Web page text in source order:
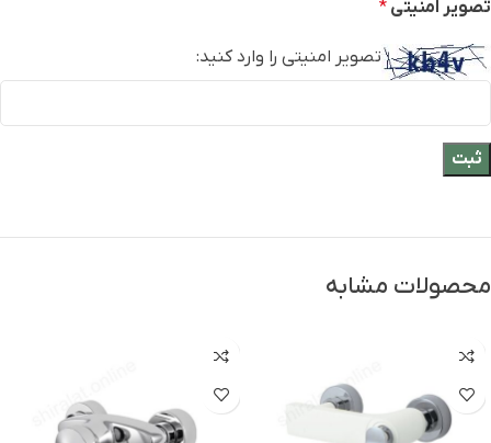
تصویر امنیتی *
تصویر امنیتی را وارد کنید:
محصولات مشابه